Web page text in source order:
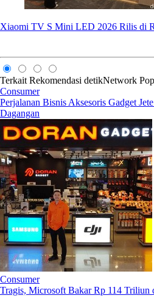
Xiaomi TV S Mini LED 2026 Rilis di
Terkait Rekomendasi detikNetwork
Consumer
Perjalanan Bisnis Aksesoris Gadget
Dagangan
Consumer
Tragis, Microsoft Bakar Rp 114 Triliun